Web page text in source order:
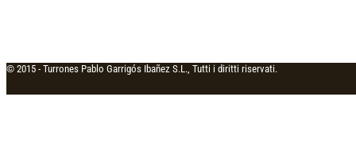
© 2015 - Turrones Pablo Garrigós Ibañez S.L., Tutti i diritti riservati.